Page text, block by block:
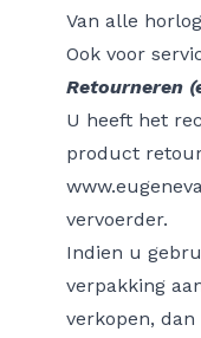
Van alle
Ook voor
Retourneren
U heeft het
product
vervoerder.
Indien u
verpakking
verkopen,